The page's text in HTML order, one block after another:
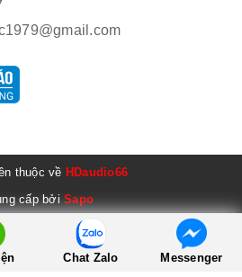
thuộc về HDaudio66
cấp bởiSapo
Chat Zalo Messenger